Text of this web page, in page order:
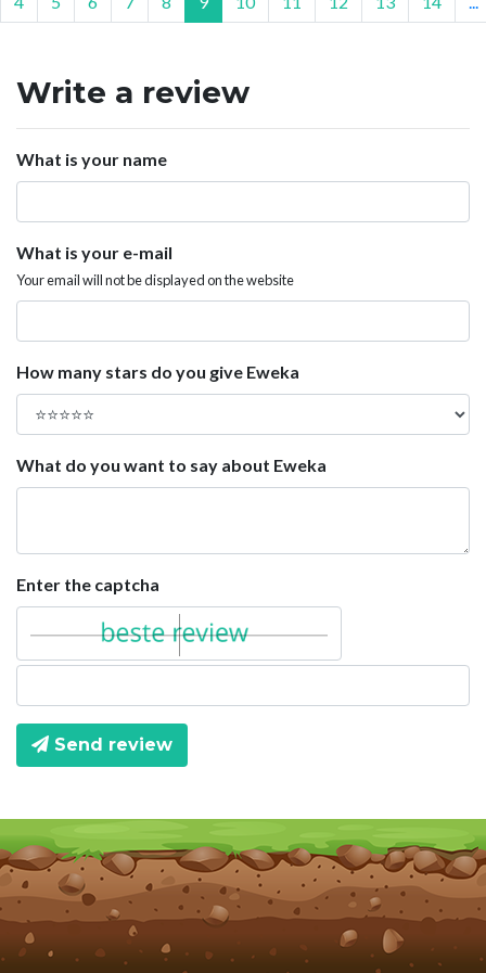
Write a review
What is your name
What is your e-mail
Your email will not be displayed on the website
How many stars do you give Eweka
What do you want to say about Eweka
Enter the captcha
Send review